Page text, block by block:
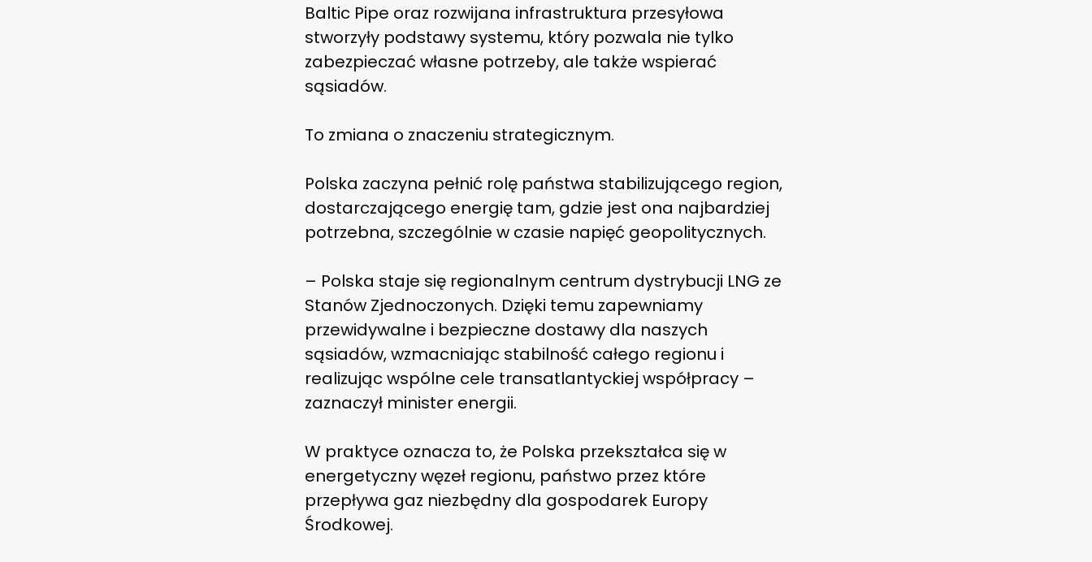
Baltic Pipe oraz rozwijana infrastruktura przesyłowa
stworzyły podstawy systemu, który pozwala nie tylko
zabezpieczać własne potrzeby, ale także wspierać
sąsiadów.
To zmiana o znaczeniu strategicznym.
Polska zaczyna pełnić rolę państwa stabilizującego region,
dostarczającego energię tam, gdzie jest ona najbardziej
potrzebna, szczególnie w czasie napięć geopolitycznych.
– Polska staje się regionalnym centrum dystrybucji LNG ze
Stanów Zjednoczonych. Dzięki temu zapewniamy
przewidywalne i bezpieczne dostawy dla naszych
sąsiadów, wzmacniając stabilność całego regionu i
realizując wspólne cele transatlantyckiej współpracy –
zaznaczył minister energii.
W praktyce oznacza to, że Polska przekształca się w
energetyczny węzeł regionu, państwo przez które
przepływa gaz niezbędny dla gospodarek Europy
Środkowej.